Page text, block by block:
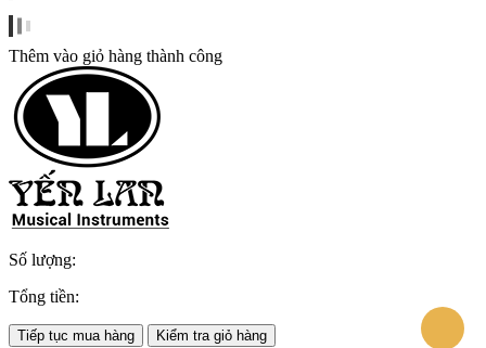
Thêm vào giỏ hàng thành công
Số lượng:
Tổng tiền:
Tiếp tục mua hàng Kiểm tra giỏ hàng